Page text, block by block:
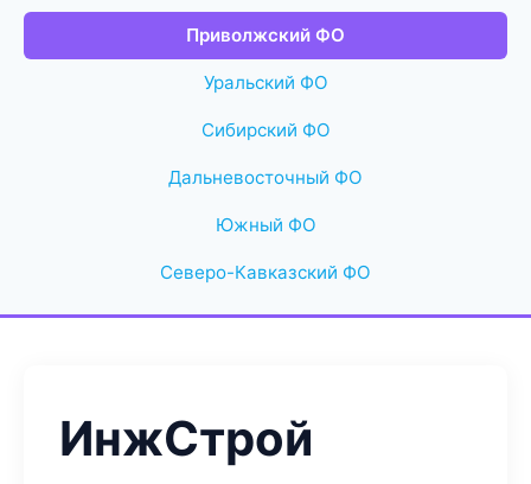
Приволжский ФО
Уральский ФО
Сибирский ФО
Дальневосточный ФО
Южный ФО
Северо-Кавказский ФО
ИнжСтрой